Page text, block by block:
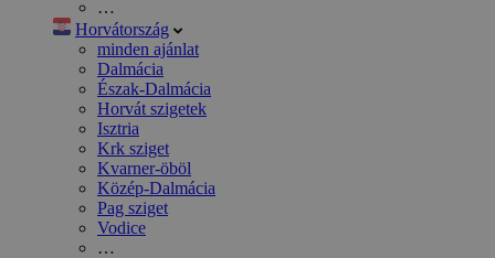
…
Horvátország
minden ajánlat
Dalmácia
Észak-Dalmácia
Horvát szigetek
Isztria
Krk sziget
Kvarner-öböl
Közép-Dalmácia
Pag sziget
Vodice
…